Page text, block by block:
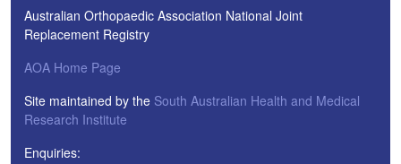
Australian Orthopaedic Association National Joint
Replacement Registry
AOA Home Page
Site maintained by the South Australian Health and Medical
Research Institute
Enquiries: